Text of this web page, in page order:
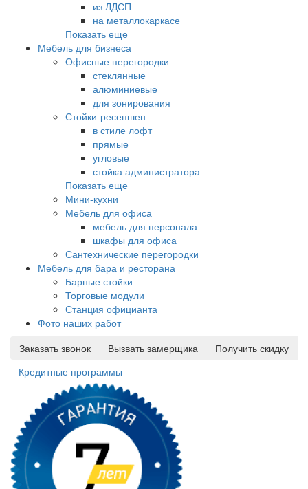
из ЛДСП
на металлокаркасе
Показать еще
Мебель для бизнеса
Офисные перегородки
стеклянные
алюминиевые
для зонирования
Стойки-ресепшен
в стиле лофт
прямые
угловые
стойка администратора
Показать еще
Мини-кухни
Мебель для офиса
мебель для персонала
шкафы для офиса
Сантехнические перегородки
Мебель для бара и ресторана
Барные стойки
Торговые модули
Станция официанта
Фото наших работ
Заказать звонок
Вызвать замерщика
Получить скидку
Кредитные программы